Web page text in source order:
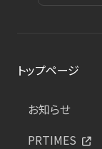
トップページ
お知らせ
PRTIMES